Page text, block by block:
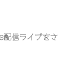
信ライブをさ